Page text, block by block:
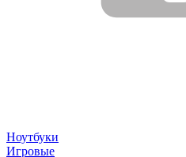
Ноутбуки
Игровые